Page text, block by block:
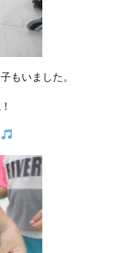
もいました。